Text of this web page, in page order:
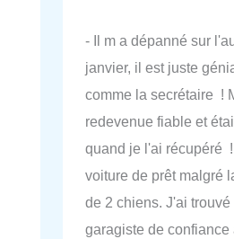
- Il m a dépanné sur
janvier, il est juste
comme la secrétaire !
redevenue fiable et
quand je l'ai récupéré
voiture de prêt malgré
de 2 chiens. J'ai trouvé
garagiste de confiance